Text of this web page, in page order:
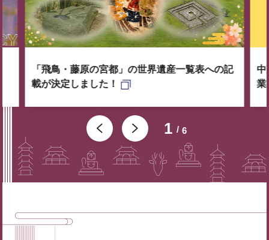
1 6
「飛鳥・藤原の宮都」の世界遺産一覧表への記
載が決定しました！
中
業